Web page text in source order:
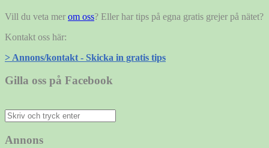
Vill du veta mer om oss? Eller har tips på egna gratis grejer på nätet?
Kontakt oss här:
> Annons/kontakt - Skicka in gratis tips
Gilla oss på Facebook
Sök
efter:
Annons